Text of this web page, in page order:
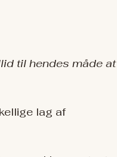
til hendes måde at
lag af